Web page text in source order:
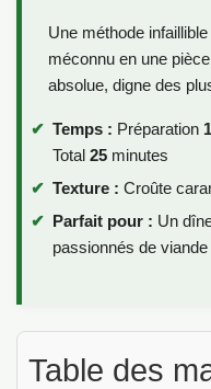
Une méthode
méconnu en une
absolue, digne des
Temps : Préparation
Total 25 minutes
Texture : Croûte
Parfait pour : Un
passionnés de viande
Table des